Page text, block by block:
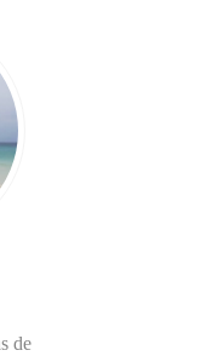
de